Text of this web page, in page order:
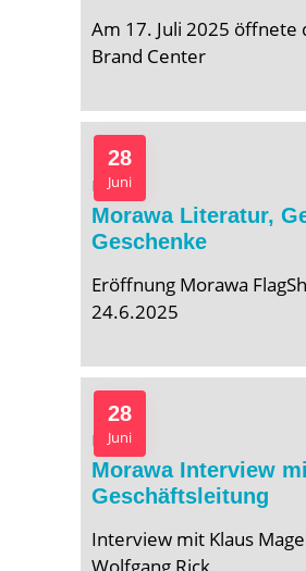
Am 17. Juli 2025 öffnete
Brand Center
28
Juni
Bücher
Morawa Literatur,
Geschenke
Eröffnung Morawa
24.6.2025
28
Juni
Bücher
Morawa Interview
Geschäftsleitung
Interview mit Klaus